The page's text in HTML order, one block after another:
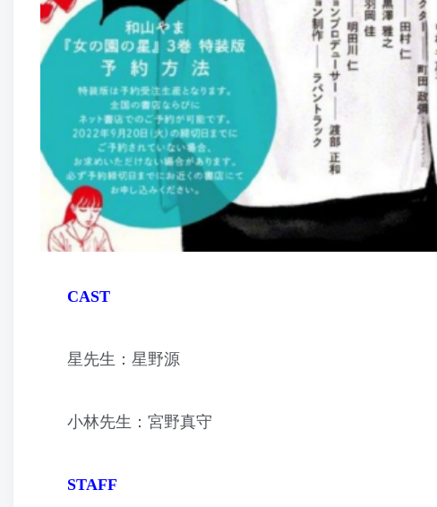
CAST
星先生：星野源
小林先生：宮野真守
STAFF